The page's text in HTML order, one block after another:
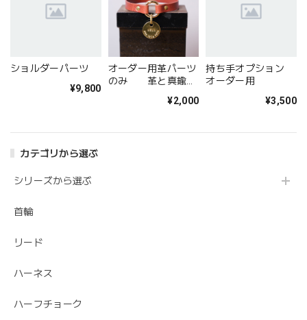
カテゴリから選ぶ
シリーズから選ぶ
首輪
リード
ハーネス
ハーフチョーク
ショルダーパーツ
¥9,800
オーダー用革パーツ
のみ 革と真鍮の
¥2,000
持ち手オプション
オーダー用
¥3,500